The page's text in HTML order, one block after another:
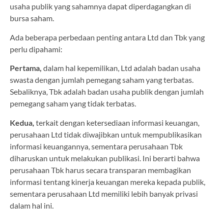
usaha publik yang sahamnya dapat diperdagangkan di
bursa saham.
Ada beberapa perbedaan penting antara Ltd dan Tbk yang
perlu dipahami:
Pertama, dalam hal kepemilikan, Ltd adalah badan usaha
swasta dengan jumlah pemegang saham yang terbatas.
Sebaliknya, Tbk adalah badan usaha publik dengan jumlah
pemegang saham yang tidak terbatas.
Kedua, terkait dengan ketersediaan informasi keuangan,
perusahaan Ltd tidak diwajibkan untuk mempublikasikan
informasi keuangannya, sementara perusahaan Tbk
diharuskan untuk melakukan publikasi. Ini berarti bahwa
perusahaan Tbk harus secara transparan membagikan
informasi tentang kinerja keuangan mereka kepada publik,
sementara perusahaan Ltd memiliki lebih banyak privasi
dalam hal ini.